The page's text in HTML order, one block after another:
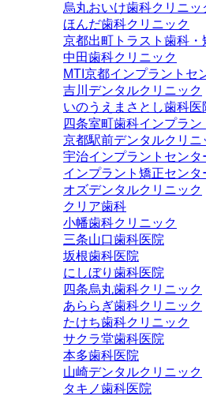
烏丸おいけ歯科クリニッ
ほんだ歯科クリニック
京都出町トラスト歯科・
中田歯科クリニック
MTI京都インプラントセ
吉川デンタルクリニック
いのうえまさとし歯科医
四条室町歯科インプラン
京都駅前デンタルクリニ
宇治インプラントセンタ
インプラント矯正セン
オズデンタルクリニック
クリア歯科
小幡歯科クリニック
三条山口歯科医院
坂根歯科医院
にしぼり歯科医院
四条烏丸歯科クリニック
あららぎ歯科クリニック
たけち歯科クリニック
サクラ堂歯科医院
本多歯科医院
山崎デンタルクリニック
タキノ歯科医院